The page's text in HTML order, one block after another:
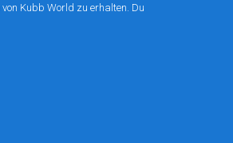
Kubb World zu erhalten. Du